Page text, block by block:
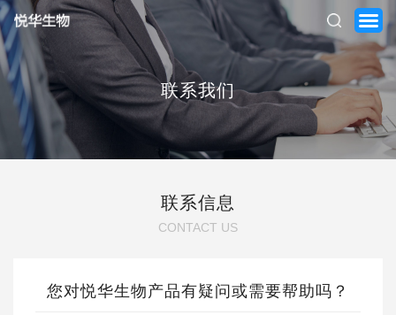
首页
联系我们
联系信息
CONTACT US
您对悦华生物产品有疑问或需要帮助吗？